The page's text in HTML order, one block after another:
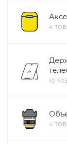
4
10
4